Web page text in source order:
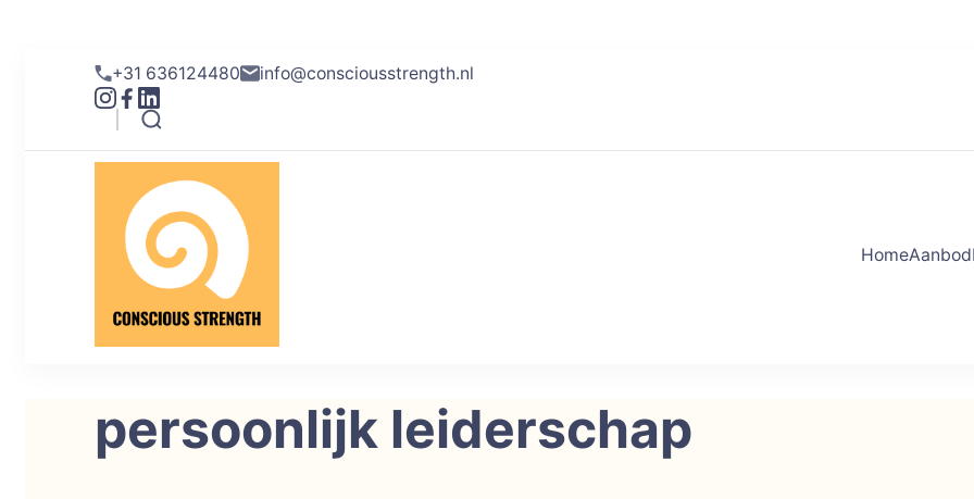
+31 636124480 info@consciousstrength.nl
HomeAanbod
persoonlijk leiderschap